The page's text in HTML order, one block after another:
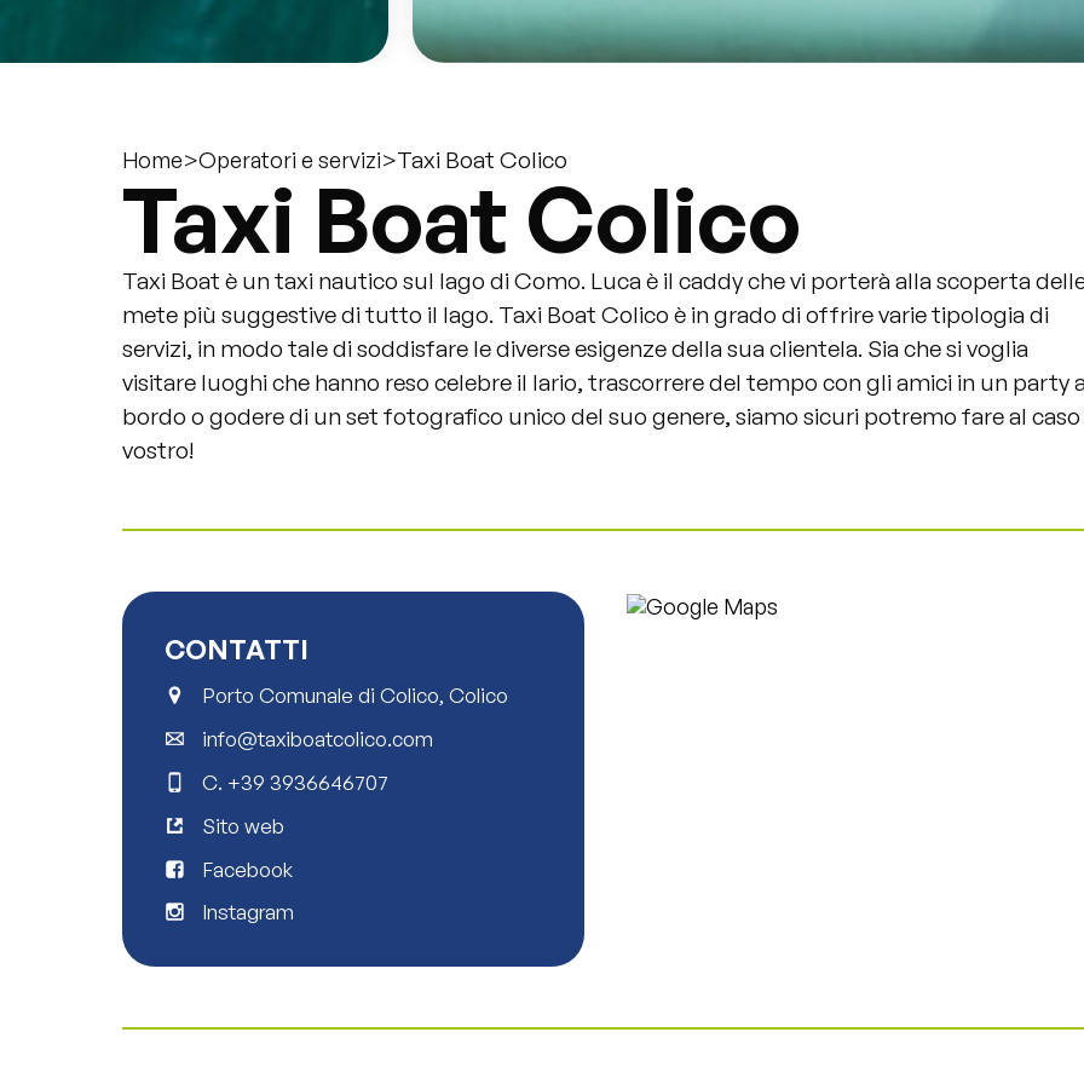
Home>Operatori e servizi>Taxi Boat Colico
Taxi Boat Colico
Taxi Boat è un taxi nautico sul lago di Como. Luca è il caddy che vi porterà alla scoperta
mete più suggestive di tutto il lago. Taxi Boat Colico è in grado di offrire varie tipologia di
servizi, in modo tale di soddisfare le diverse esigenze della sua clientela. Sia che si voglia
visitare luoghi che hanno reso celebre il lario, trascorrere del tempo con gli amici in un party a
bordo o godere di un set fotografico unico del suo genere, siamo sicuri potremo fare al caso
vostro!
CONTATTI
Porto Comunale di Colico, Colico
info@taxiboatcolico.com
C. +39 3936646707
Sito web
Facebook
Instagram